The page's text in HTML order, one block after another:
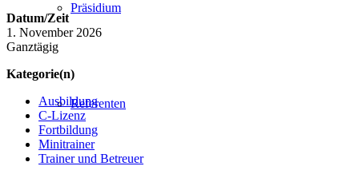
Präsidium
Referenten
Datum/Zeit
1. November 2026
Ganztägig
Kategorie(n)
Ausbildung
C-Lizenz
Fortbildung
Minitrainer
Trainer und Betreuer